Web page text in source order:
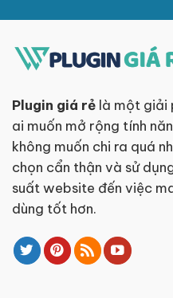
Plugin giá rẻ là một giải
ai muốn mở rộng tính
không muốn chi ra quá
chọn cẩn thận và sử
suất website đến việc
dùng tốt hơn.